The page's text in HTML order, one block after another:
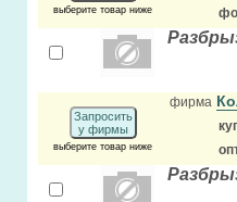
выберите товар ниже
Запросить
у фирмы
выберите товар ниже
фирма